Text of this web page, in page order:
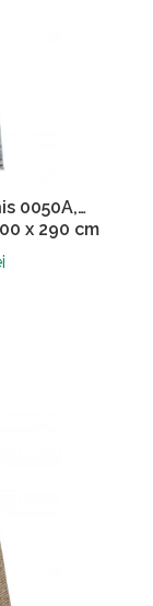
0050A,
x 290 cm